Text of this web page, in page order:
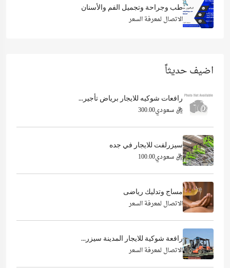
طب وجراحة وتجميل الفم والأسنان
الاتصال لمعرفة السعر
اضيف حديثاً
رافعات شوكيه للايجار برياض تأجير...
ريال سعودي300.00
سيزرلفت للايجار في جده
ريال سعودي100.00
مساج وتدليك رياضى
الاتصال لمعرفة السعر
رافعة شوكية للايجار المدينة سيزر...
الاتصال لمعرفة السعر